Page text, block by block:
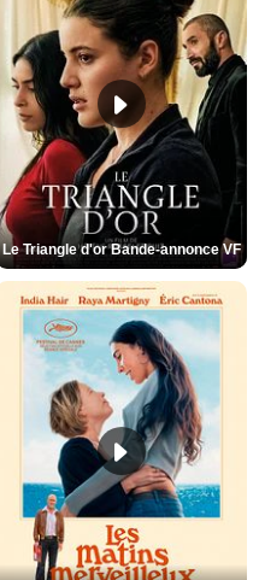
Le Triangle d'or Bande-annonce VF